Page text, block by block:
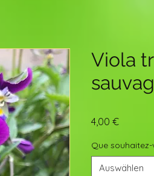
Viola
4,00 €Preis
Que
Auswählen